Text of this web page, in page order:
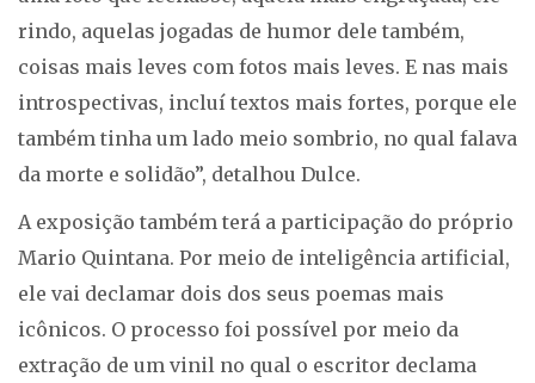
rindo, aquelas jogadas de humor dele também,
coisas mais leves com fotos mais leves. E nas mais
introspectivas, incluí textos mais fortes, porque ele
também tinha um lado meio sombrio, no qual falava
da morte e solidão”, detalhou Dulce.
A exposição também terá a participação do próprio
Mario Quintana. Por meio de inteligência artificial,
ele vai declamar dois dos seus poemas mais
icônicos. O processo foi possível por meio da
extração de um vinil no qual o escritor declama